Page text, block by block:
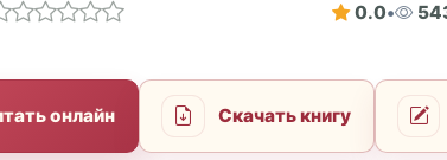
0.0•
онлайн Скачать книгу